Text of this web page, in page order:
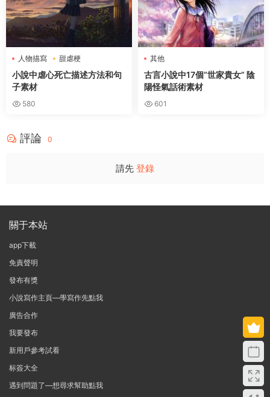
人物描寫 甜虐梗
小說中虐心死亡描述方法和句
子素材
580
其他
古言小說中17個“世家貴女” 陰
陽怪氣話術素材
601
評論 0
請先 登錄
關于本站
app下載
免責聲明
發布有獎
小說寫作主頁—學寫作先點我
廣告合作
我要發布
新用戶參考試看
标簽大全
遇到問題了—想尋求幫助點我